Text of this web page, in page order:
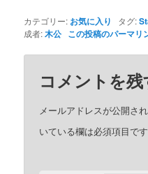
カテゴリー: お気に入り タグ:
成者:木公 この投稿のパーマリ
コメントを残
メールアドレスが公開さ
いている欄は必須項目です